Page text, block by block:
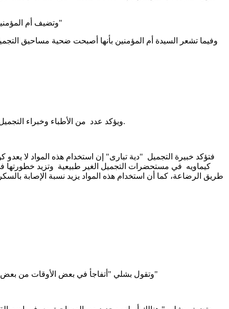
وتضيف أم المؤمنين " أكثرنا مضطر إلى استعانة بأخصائي أمراضي الجلد للقضاء على مخلفات تلك المواد وذلك ما يسبب لنا الكثير من الإحراج في بعض لأحيان"
وفيما تشعر السيدة أم المؤمنين بأنها أصبحت ضحية مساحيق
ويؤكد عدد من الأطباء وخبراء التجميل في موريتانيا أن أغلب مساحيق التجميل المستخدمة في موريتانيا تؤدي إلى نتائج صحية خطيرة قد تصل إلى السرطانات الجلدية وتسمم الدم.
فتؤكد خبيرة التجميل "دية تبارى" إن استخدام هذه المواد لا
كيماويه في مستحضرات التجميل الغير طبيعية وتزيد خطورتها
طريق الرضاعة، كما أن استخدام هذه المواد يزيد نسبة الإصابة
وتقول بشلي "أتفاجأ في بعض الأوقات من بعض النساء تأتي الواحدة وطلبها أن تغير بشرتها بين عشية وضحها ولا يهم إن كانت المواد طبيعية أم كيماويه ولا المبلغ المهم البياض ولا شيء أخر"